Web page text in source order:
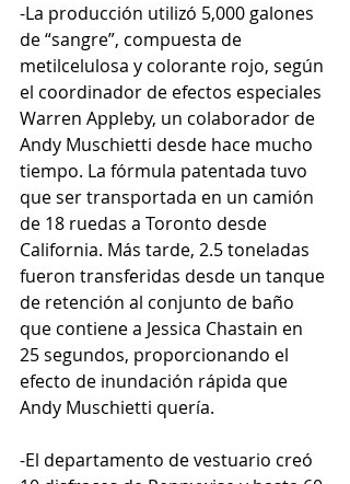
-La producción utilizó 5,000 galones
de “sangre”, compuesta de
metilcelulosa y colorante rojo, según
el coordinador de efectos especiales
Warren Appleby, un colaborador de
Andy Muschietti desde hace mucho
tiempo. La fórmula patentada tuvo
que ser transportada en un camión
de 18 ruedas a Toronto desde
California. Más tarde, 2.5 toneladas
fueron transferidas desde un tanque
de retención al conjunto de baño
que contiene a Jessica Chastain en
25 segundos, proporcionando el
efecto de inundación rápida que
Andy Muschietti quería.
-El departamento de vestuario creó